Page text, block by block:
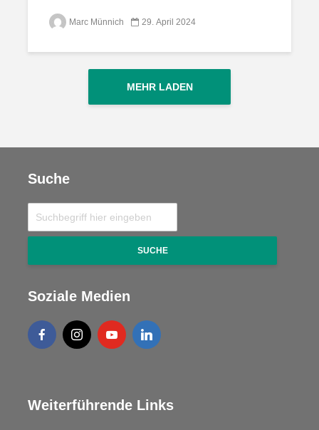
Marc Münnich 29. April 2024
MEHR LADEN
Suche
SUCHE
Soziale Medien
Weiterführende Links